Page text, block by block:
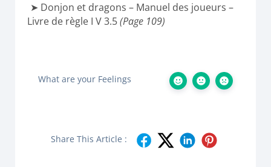
Donjon et dragons – Manuel des joueurs –
Livre de règle I V 3.5(Page 109)
What are your Feelings
Share This Article :